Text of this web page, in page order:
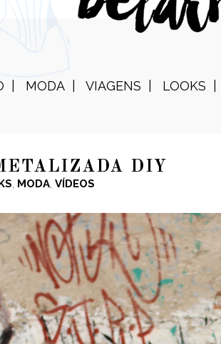
MODA VIAGENS LOOKS
DIY
, MODA, VÍDEOS